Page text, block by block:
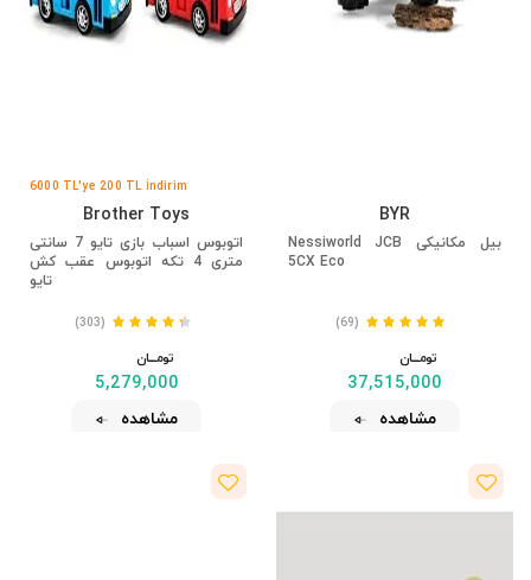
BYR
بیل مکانیکی Nessiworld JCB
5CX Eco
(69)
تومــــــان
37,515,000
مشاهده
6000 TL'ye 200 TL İndirim
Brother Toys
اتوبوس اسباب بازی تایو 7 سانتی
متری 4 تکه اتوبوس عقب کش
تایو
(303)
تومــــــان
5,279,000
مشاهده